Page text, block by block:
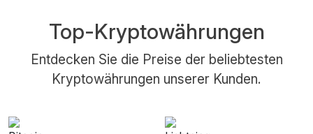
Top-Kryptowährungen
Entdecken Sie die Preise der beliebtesten
Kryptowährungen unserer Kunden.